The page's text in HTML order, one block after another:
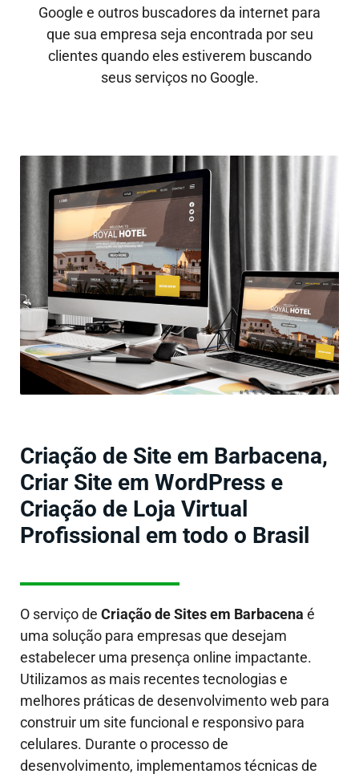
Google e outros buscadores da internet para
que sua empresa seja encontrada por seu
clientes quando eles estiverem buscando
seus serviços no Google.
Criação de Site em Barbacena,
Criar Site em WordPress e
Criação de Loja Virtual
Profissional em todo o Brasil
O serviço de Criação de Sites em Barbacena é
uma solução para empresas que desejam
estabelecer uma presença online impactante.
Utilizamos as mais recentes tecnologias e
melhores práticas de desenvolvimento web para
construir um site funcional e responsivo para
celulares. Durante o processo de
desenvolvimento, implementamos técnicas de